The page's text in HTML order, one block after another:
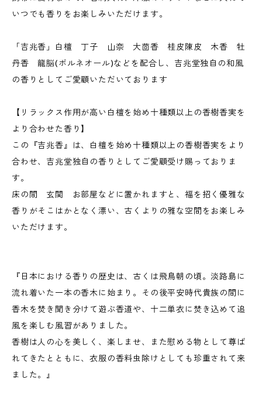
いつでも香りをお楽しみいただけます。
「吉兆香」白檀 丁子 山奈 大茴香 桂皮陳皮 木香 牡
丹香 龍脳(ボルネオール)などを配合し、吉兆堂独自の和風
の香りとしてご愛顧いただいております
【リラックス作用が高い白檀を始め十種類以上の香樹香実を
より合わせた香り】
この『吉兆香』は、白檀を始め十種類以上の香樹香実をより
合わせ、吉兆堂独自の香りとしてご愛顧受け賜っておりま
す。
床の間 玄関 お部屋などに置かれますと、福を招く優雅な
香りがそこはかとなく漂い、古くよりの雅な空間をお楽しみ
いただけます。
『日本における香りの歴史は、古くは飛鳥朝の頃。淡路島に
流れ着いた一本の香木に始まり。その後平安時代貴族の間に
香木を焚き聞き分けて遊ぶ香道や、十二単衣に焚き込めて追
風を楽しむ風習がありました。
香樹は人の心を美しく、楽しませ、また慰める物として尊ば
れてきたとともに、衣服の香料虫除けとしても珍重されて来
ました。』